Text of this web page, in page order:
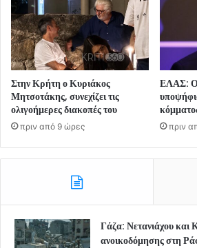
Στην Κρήτη ο Κυριάκος
Μητσοτάκης, συνεχίζει τις
ολιγοήμερες διακοπές του
πριν από 9 ώρες
ΕΛΑΣ: Ο
πριν
Γάζα: Νετανιάχου και
ανοικοδόμησης στη